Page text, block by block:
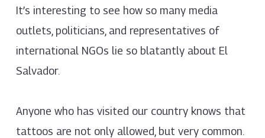
It’s interesting to see how so many media
outlets, politicians, and representatives of
international NGOs lie so blatantly about El
Salvador.
Anyone who has visited our country knows that
tattoos are not only allowed, but very common.